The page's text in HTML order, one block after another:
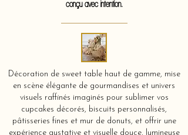
conçu avec intention.
Décoration de sweet table haut de gamme, mise
en scène élégante de gourmandises et univers
visuels raffinés imaginés pour sublimer vos
cupcakes décorés, biscuits personnalisés,
pâtisseries fines et mur de donuts, et offrir une
expérience gustative et visuelle douce, lumineuse